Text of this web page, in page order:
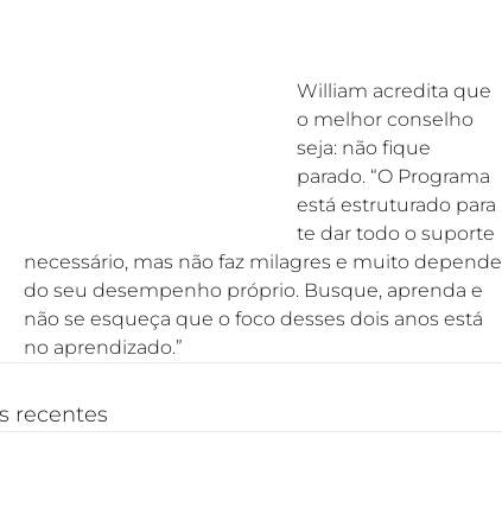
William acredita que
o melhor conselho
seja: não fique
parado. “O Programa
está estruturado para
te dar todo o suporte
necessário, mas não faz milagres e muito depende
do seu desempenho próprio. Busque, aprenda e
não se esqueça que o foco desses dois anos está
no aprendizado.”
recentes